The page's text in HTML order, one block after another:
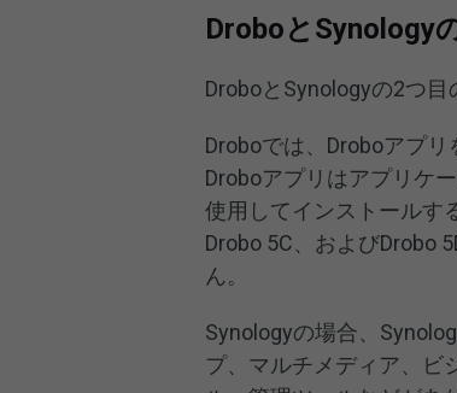
DroboとSynology
DroboとSynologyの2つ目
Droboでは、Droboアプ
Droboアプリはアプリケ
使用してインストールす
Drobo 5C、およびDrobo
ん。
Synologyの場合、
プ、マルチメディア、ビ